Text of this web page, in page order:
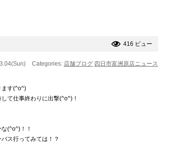
416 ビュー
Categories: 店舗ブログ 四日市富洲原店ニュース
ます(^o^)
て仕事終わりに出撃(^o^)！
(^o^)！！
ス行ってみては！？